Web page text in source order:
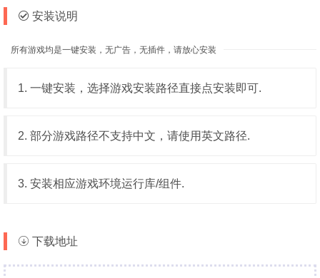
安装说明
所有游戏均是一键安装，无广告，无插件，请放心安装
1. 一键安装，选择游戏安装路径直接点安装即可.
2. 部分游戏路径不支持中文，请使用英文路径.
3. 安装相应游戏环境运行库/组件.
下载地址